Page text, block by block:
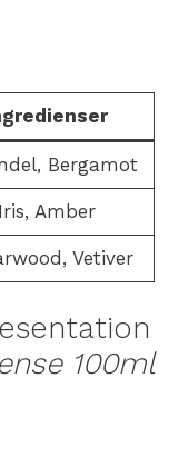
Bergamot
Iris, Amber
Vetiver
100ml